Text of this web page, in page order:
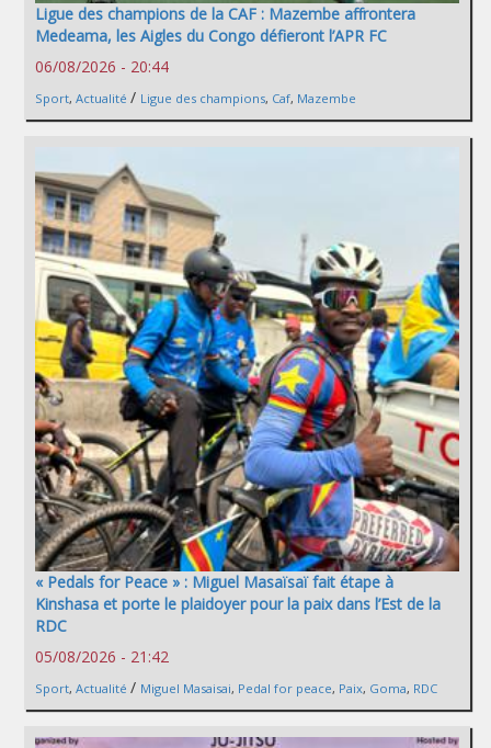
Ligue des champions de la CAF : Mazembe affrontera
Medeama, les Aigles du Congo défieront l’APR FC
06/08/2026 - 20:44
Sport, Actualité / Ligue des champions, Caf, Mazembe
« Pedals for Peace » : Miguel Masaïsaï fait étape à
Kinshasa et porte le plaidoyer pour la paix dans l’Est de la
RDC
05/08/2026 - 21:42
Sport, Actualité / Miguel Masaisai, Pedal for peace, Paix, Goma, RDC